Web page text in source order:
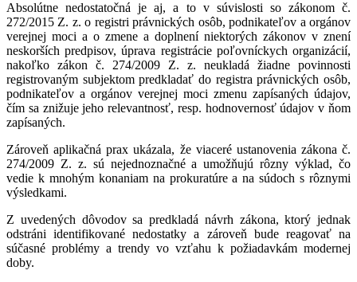
Absolútne nedostatočná je aj, a to v súvislosti so zákonom č.
272/2015 Z. z. o registri právnických osôb, podnikateľov a orgánov
verejnej moci a o zmene a doplnení niektorých zákonov v znení
neskorších predpisov, úprava registrácie poľovníckych organizácií,
nakoľko zákon č. 274/2009 Z. z. neukladá žiadne povinnosti
registrovaným subjektom predkladať do registra právnických osôb,
podnikateľov a orgánov verejnej moci zmenu zapísaných údajov,
čím sa znižuje jeho relevantnosť, resp. hodnovernosť údajov v ňom
zapísaných.
Zároveň aplikačná prax ukázala, že viaceré ustanovenia zákona č.
274/2009 Z. z. sú nejednoznačné a umožňujú rôzny výklad, čo
vedie k mnohým konaniam na prokuratúre a na súdoch s rôznymi
výsledkami.
Z uvedených dôvodov sa predkladá návrh zákona, ktorý jednak
odstráni identifikované nedostatky a zároveň bude reagovať na
súčasné problémy a trendy vo vzťahu k požiadavkám modernej
doby.